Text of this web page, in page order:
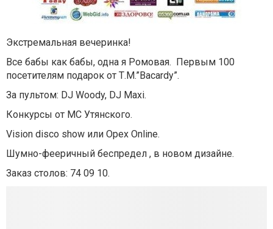
Экстремальная вечеринка!
Все бабы как бабы, одна я Ромовая. Первым 100
посетителям подарок от Т.М.”Bacardy”.
За пультом: DJ Woody, DJ Maxi.
Конкурсы от МС Утянского.
Vision disco show или Opex Online.
Шумно-фееричный беспредел , в новом дизайне.
Заказ столов: 74 09 10.